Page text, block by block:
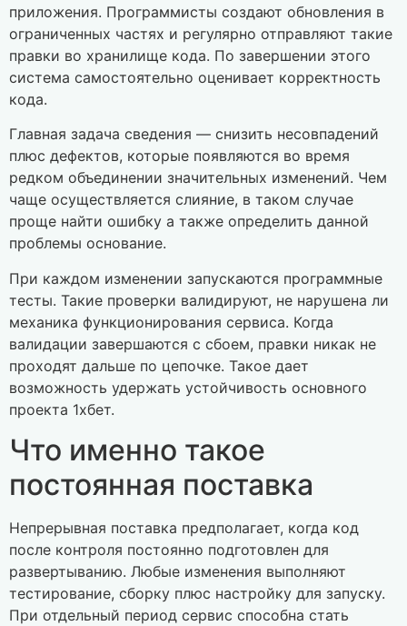
приложения. Программисты создают обновления в
ограниченных частях и регулярно отправляют такие
правки во хранилище кода. По завершении этого
система самостоятельно оценивает корректность
кода.
Главная задача сведения — снизить несовпадений
плюс дефектов, которые появляются во время
редком объединении значительных изменений. Чем
чаще осуществляется слияние, в таком случае
проще найти ошибку а также определить данной
проблемы основание.
При каждом изменении запускаются программные
тесты. Такие проверки валидируют, не нарушена ли
механика функционирования сервиса. Когда
валидации завершаются с сбоем, правки никак не
проходят дальше по цепочке. Такое дает
возможность удержать устойчивость основного
проекта 1хбет.
Что именно такое
постоянная поставка
Непрерывная поставка предполагает, когда код
после контроля постоянно подготовлен для
развертыванию. Любые изменения выполняют
тестирование, сборку плюс настройку для запуску.
При отдельный период сервис способна стать